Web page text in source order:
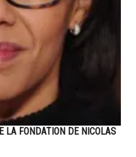
LA FONDATION DE NICOLAS